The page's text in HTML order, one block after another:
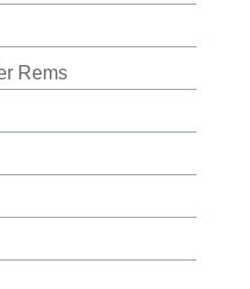
Rems